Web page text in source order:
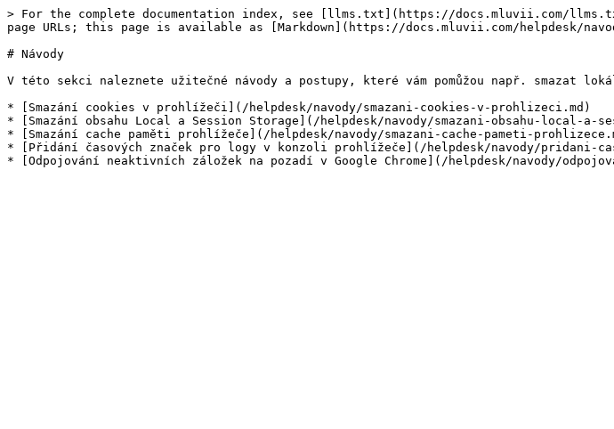
> For the complete documentation index, see [llms.txt](https://docs.mluvii.com/
page URLs; this page is available as [Markdown](https://docs.mluvii.com/helpdesk/
# Návody
V této sekci naleznete užitečné návody a postupy, které vám pomůžou např. smazat
* [Smazání cookies v prohlížeči](/helpdesk/navody/smazani-cookies-v-prohlizeci.md)
* [Smazání obsahu Local a Session Storage](/helpdesk/navody/smazani-obsahu-local-a-
* [Smazání cache paměti prohlížeče](/helpdesk/navody/smazani-cache-pameti-
* [Přidání časových značek pro logy v konzoli prohlížeče](/helpdesk/navody/pridani-